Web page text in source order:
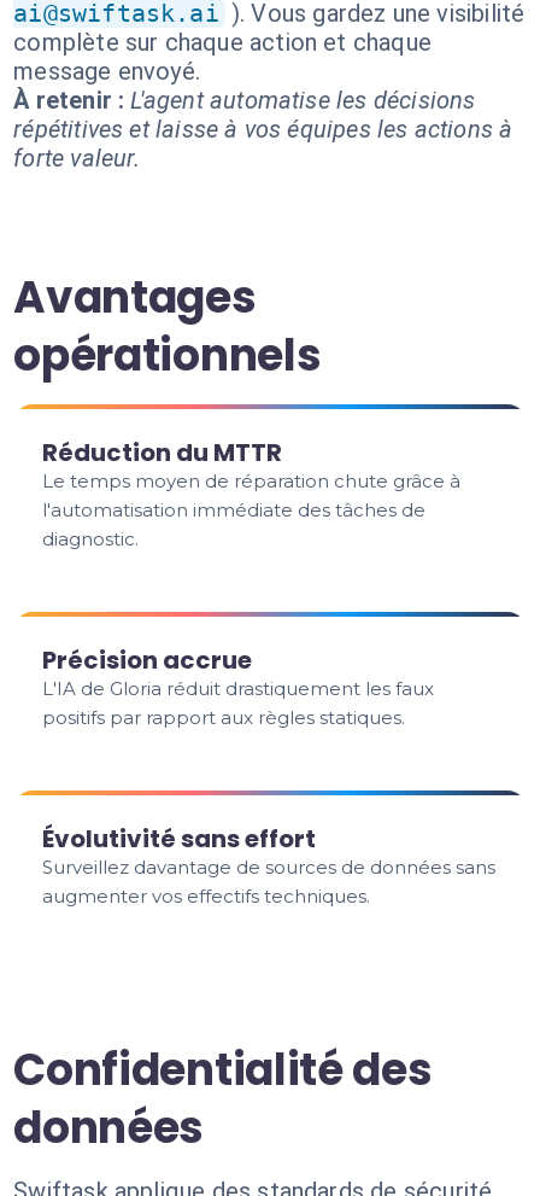
ai@swiftask.ai ). Vous gardez une visibilité
complète sur chaque action et chaque
message envoyé.
À retenir : L'agent automatise les décisions
répétitives et laisse à vos équipes les actions à
forte valeur.
Avantages
opérationnels
Réduction du MTTR
Le temps moyen de réparation chute grâce à
l'automatisation immédiate des tâches de
diagnostic.
Précision accrue
L'IA de Gloria réduit drastiquement les faux
positifs par rapport aux règles statiques.
Évolutivité sans effort
Surveillez davantage de sources de données sans
augmenter vos effectifs techniques.
Confidentialité des
données